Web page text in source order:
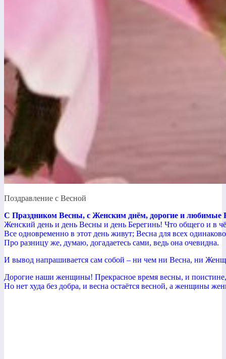
Поздравление с Весной
С Праздником Весны, с Женским днём, дорогие и любимые
Женский день и день Весны и день Берегинь! Что общего и в
Все одновременно в этот день живут; Весна для всех
Про разницу же, думаю, догадаетесь сами, ведь она очевидна.
И вывод напрашивается сам собой – ни чем ни Весна, ни
Дорогие наши женщины! Прекрасное время весны, и
Но нет худа без добра, и весна остаётся весной, а женщины